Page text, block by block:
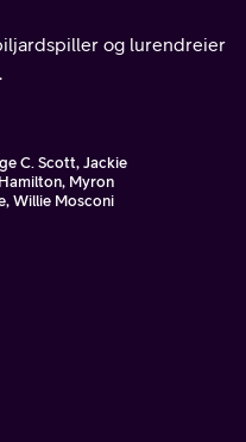
og lurendreier
C. Scott, Jackie
Myron
Willie Mosconi